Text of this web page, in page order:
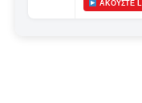
το φαβορί για την
ΑΚΟΥΣΤΕ